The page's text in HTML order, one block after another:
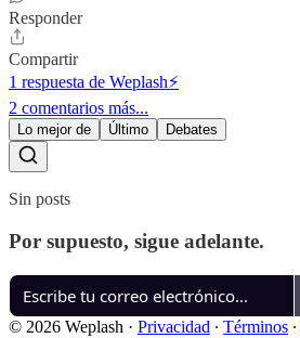
Responder
Compartir
1 respuesta de Weplash⚡️
2 comentarios más...
Lo mejor de Último Debates
Sin posts
Por supuesto, sigue adelante.
© 2026 Weplash · Privacidad ∙ Términos ∙